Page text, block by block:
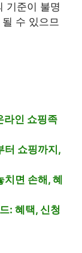
기준이 불명
수 있으므
라인 쇼핑족
쇼핑까지,
치면 손해, 혜
: 혜택, 신청